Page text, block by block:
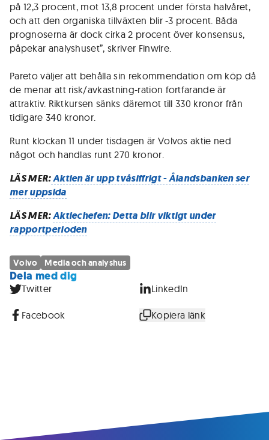
på 12,3 procent, mot 13,8 procent under första halvåret,
och att den organiska tillväxten blir -3 procent. Båda
prognoserna är dock cirka 2 procent över konsensus,
påpekar analyshuset”, skriver Finwire.
Pareto väljer att behålla sin rekommendation om köp då
de menar att risk/avkastning-ration fortfarande är
attraktiv. Riktkursen sänks däremot till 330 kronor från
tidigare 340 kronor.
Runt klockan 11 under tisdagen är Volvos aktie ned
något och handlas runt 270 kronor.
LÄS MER:Aktien är upp tvåsiffrigt - Ålandsbanken ser
mer uppsida
LÄS MER:Aktiechefen: Detta blir viktigt under
rapportperioden
Volvo Media och analyshus
Dela med dig
Twitter LinkedIn
Facebook Kopiera länk